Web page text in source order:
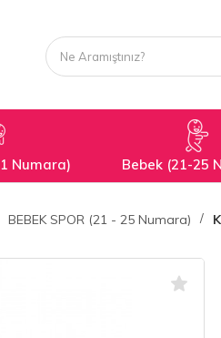
Numara) Bebek (21-25
BEBEK SPOR (21 - 25 Numara)